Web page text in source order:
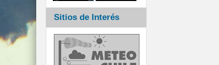
Sitios de Interés